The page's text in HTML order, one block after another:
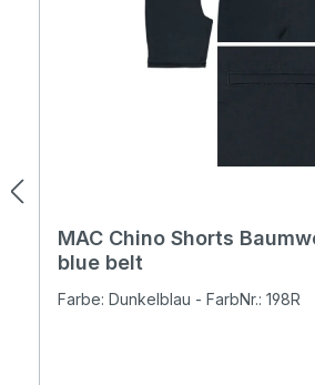
MAC Chino Shorts
blue belt
Farbe: Dunkelblau - FarbNr.: 198R